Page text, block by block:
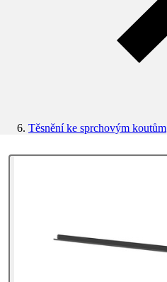
Těsnění ke sprchovým koutům